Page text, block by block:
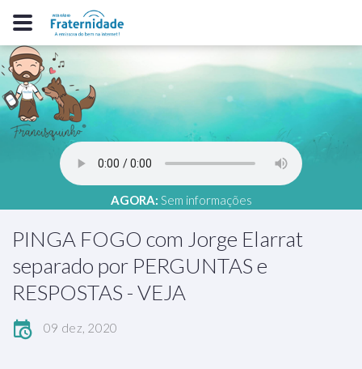
AGORA: Sem informações
PINGA FOGO com Jorge Elarrat
separado por PERGUNTAS e
RESPOSTAS - VEJA
09 dez, 2020